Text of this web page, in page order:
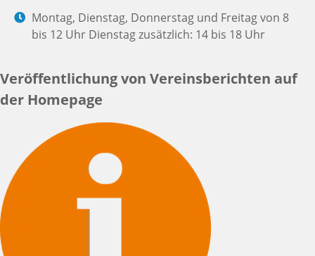
Montag, Dienstag, Donnerstag und Freitag von 8
bis 12 Uhr Dienstag zusätzlich: 14 bis 18 Uhr
Veröffentlichung von Vereinsberichten auf
der Homepage